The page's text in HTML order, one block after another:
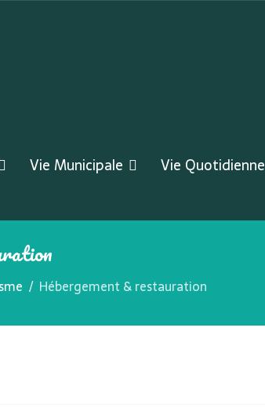
Vie Municipale Vie Quotidienne
Hébergement & restauration